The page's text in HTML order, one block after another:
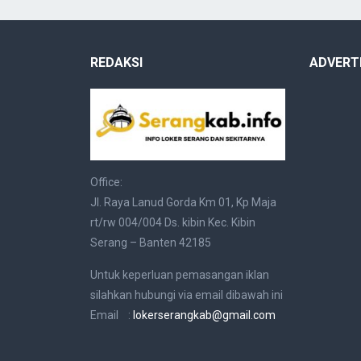
REDAKSI
Office:
Jl. Raya Lanud Gorda Km 01, Kp Maja
rt/rw 004/004 Ds. kibin Kec. Kibin
Serang – Banten 42185
Untuk keperluan pemasangan iklan
silahkan hubungi via email dibawah ini
Email : lokerserangkab@gmail.com